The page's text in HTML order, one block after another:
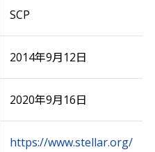
SCP
2014年9月12日
2020年9月16日
https://www.stellar.org/